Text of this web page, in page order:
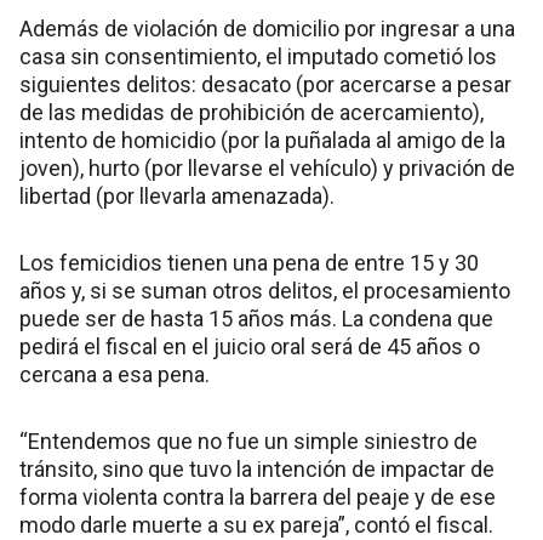
Además de violación de domicilio por ingresar a una
casa sin consentimiento, el imputado cometió los
siguientes delitos: desacato (por acercarse a pesar
de las medidas de prohibición de acercamiento),
intento de homicidio (por la puñalada al amigo de la
joven), hurto (por llevarse el vehículo) y privación de
libertad (por llevarla amenazada).
Los femicidios tienen una pena de entre 15 y 30
años y, si se suman otros delitos, el procesamiento
puede ser de hasta 15 años más. La condena que
pedirá el fiscal en el juicio oral será de 45 años o
cercana a esa pena.
“Entendemos que no fue un simple siniestro de
tránsito, sino que tuvo la intención de impactar de
forma violenta contra la barrera del peaje y de ese
modo darle muerte a su ex pareja”, contó el fiscal.